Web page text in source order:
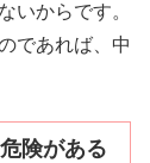
いからです。
であれば、中
険がある